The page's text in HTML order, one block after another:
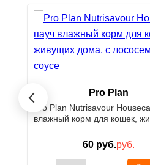
Pro Plan
Pro Plan Nutrisavour
влажный корм для кошек,
60руб.руб.
‹